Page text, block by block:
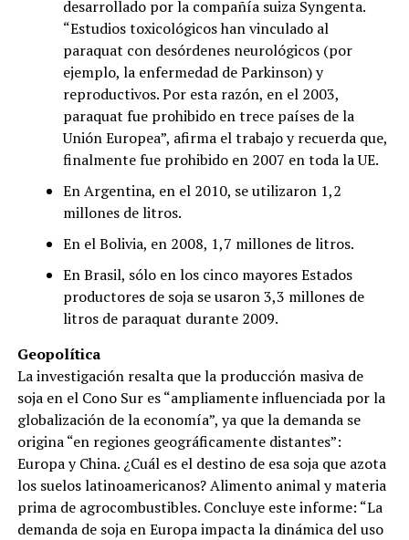
desarrollado por la compañía suiza Syngenta.
“Estudios toxicológicos han vinculado al
paraquat con desórdenes neurológicos (por
ejemplo, la enfermedad de Parkinson) y
reproductivos. Por esta razón, en el 2003,
paraquat fue prohibido en trece países de la
Unión Europea”, afirma el trabajo y recuerda que,
finalmente fue prohibido en 2007 en toda la UE.
En Argentina, en el 2010, se utilizaron 1,2
millones de litros.
En el Bolivia, en 2008, 1,7 millones de litros.
En Brasil, sólo en los cinco mayores Estados
productores de soja se usaron 3,3 millones de
litros de paraquat durante 2009.
Geopolítica
La investigación resalta que la producción masiva de
soja en el Cono Sur es “ampliamente influenciada por la
globalización de la economía”, ya que la demanda se
origina “en regiones geográficamente distantes”:
Europa y China. ¿Cuál es el destino de esa soja que azota
los suelos latinoamericanos? Alimento animal y materia
prima de agrocombustibles. Concluye este informe: “La
demanda de soja en Europa impacta la dinámica del uso